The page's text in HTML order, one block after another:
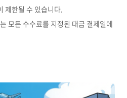
제한될 수 있습니다.
모든 수수료를 지정된 대금 결제일에